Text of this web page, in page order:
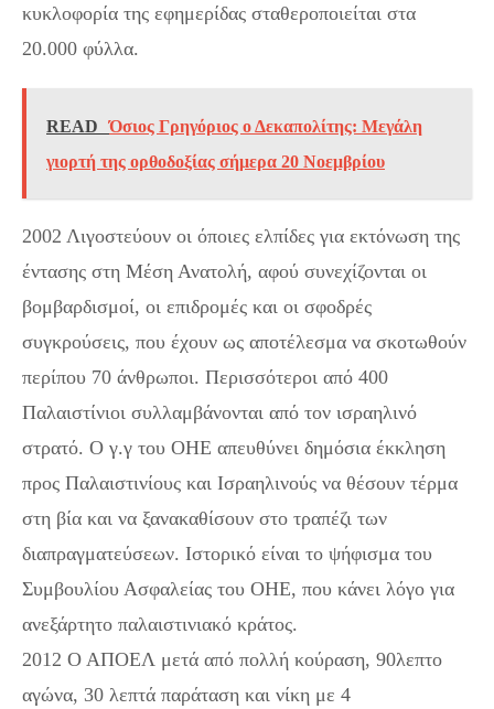
κυκλοφορία της εφημερίδας σταθεροποιείται στα
20.000 φύλλα.
READ
Όσιος Γρηγόριος ο Δεκαπολίτης: Μεγάλη
γιορτή της ορθοδοξίας σήμερα 20 Νοεμβρίου
2002 Λιγοστεύουν οι όποιες ελπίδες για εκτόνωση της
έντασης στη Μέση Ανατολή, αφού συνεχίζονται οι
βομβαρδισμοί, οι επιδρομές και οι σφοδρές
συγκρούσεις, που έχουν ως αποτέλεσμα να σκοτωθούν
περίπου 70 άνθρωποι. Περισσότεροι από 400
Παλαιστίνιοι συλλαμβάνονται από τον ισραηλινό
στρατό. Ο γ.γ του ΟΗΕ απευθύνει δημόσια έκκληση
προς Παλαιστινίους και Ισραηλινούς να θέσουν τέρμα
στη βία και να ξανακαθίσουν στο τραπέζι των
διαπραγματεύσεων. Ιστορικό είναι το ψήφισμα του
Συμβουλίου Ασφαλείας του ΟΗΕ, που κάνει λόγο για
ανεξάρτητο παλαιστινιακό κράτος.
2012 Ο ΑΠΟΕΛ μετά από πολλή κούραση, 90λεπτο
αγώνα, 30 λεπτά παράταση και νίκη με 4